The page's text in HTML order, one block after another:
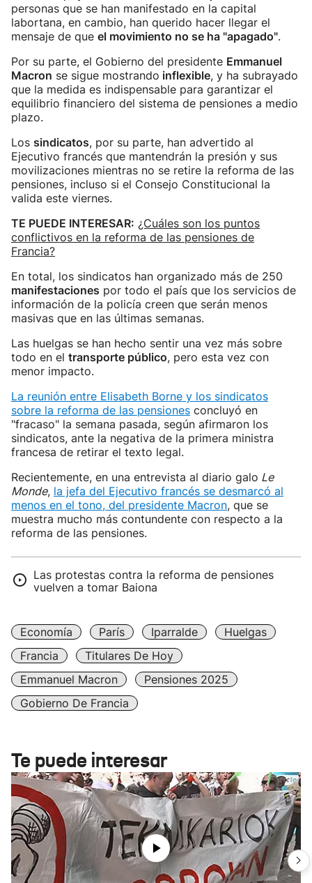
personas que se han manifestado en la capital
labortana, en cambio, han querido hacer llegar el
mensaje de que el movimiento no se ha "apagado".
Por su parte, el Gobierno del presidente Emmanuel
Macron se sigue mostrando inflexible, y ha subrayado
que la medida es indispensable para garantizar el
equilibrio financiero del sistema de pensiones a medio
plazo.
Los sindicatos, por su parte, han advertido al
Ejecutivo francés que mantendrán la presión y sus
movilizaciones mientras no se retire la reforma de las
pensiones, incluso si el Consejo Constitucional la
valida este viernes.
TE PUEDE INTERESAR: ¿Cuáles son los puntos
conflictivos en la reforma de las pensiones de
Francia?
En total, los sindicatos han organizado más de 250
manifestaciones por todo el país que los servicios de
información de la policía creen que serán menos
masivas que en las últimas semanas.
Las huelgas se han hecho sentir una vez más sobre
todo en el transporte público, pero esta vez con
menor impacto.
La reunión entre Elisabeth Borne y los sindicatos
sobre la reforma de las pensiones concluyó en
"fracaso" la semana pasada, según afirmaron los
sindicatos, ante la negativa de la primera ministra
francesa de retirar el texto legal.
Recientemente, en una entrevista al diario galo Le
Monde, la jefa del Ejecutivo francés se desmarcó al
menos en el tono, del presidente Macron, que se
muestra mucho más contundente con respecto a la
reforma de las pensiones.
Las protestas contra la reforma de pensiones
vuelven a tomar Baiona
Economía París Iparralde
Huelgas
Francia
Titulares De Hoy
Emmanuel Macron
Pensiones 2025
Gobierno De Francia
Te puede interesar